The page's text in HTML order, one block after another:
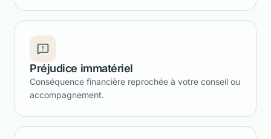
Préjudice immatériel
Conséquence financière reprochée à votre conseil ou
accompagnement.